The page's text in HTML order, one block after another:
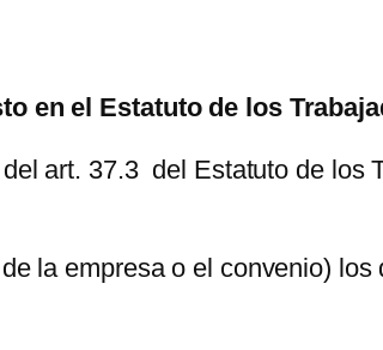
en el Estatuto de los
art. 37.3 del Estatuto de los
la empresa o el convenio)